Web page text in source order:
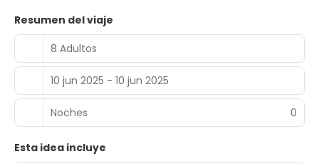
Resumen del viaje
8 Adultos
10 jun 2025 - 10 jun 2025
Noches 0
Esta idea incluye